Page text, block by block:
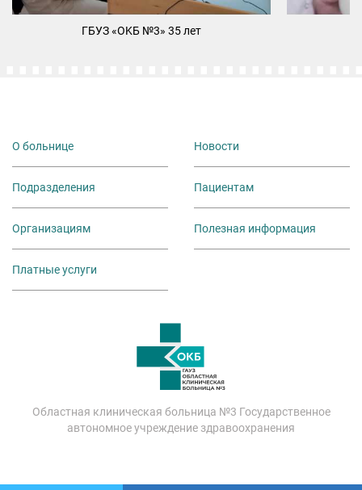
ГБУЗ «ОKБ №3» 35 лет
О больнице Новости
Подразделения Пациентам
Организациям Полезная информация
Платные услуги
Областная клиническая больница №3 Государственное
автономное учреждение здравоохранения